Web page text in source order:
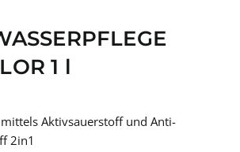
1 l
Aktivsauerstoff und Anti-
2in1